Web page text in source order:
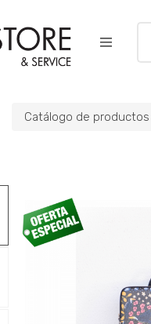
r
Catálogo de productos